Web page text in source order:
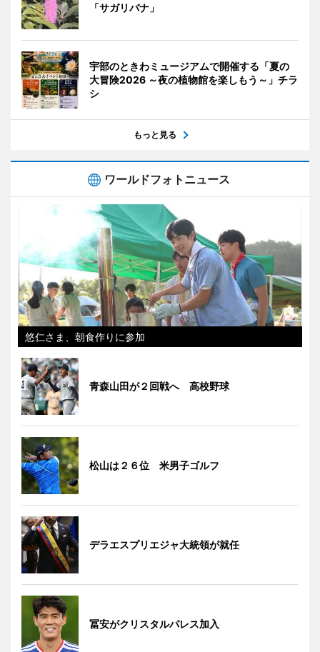
「サガリバナ」
宇部のときわミュージアムで開催する「夏の
大冒険2026 ～夜の植物館を楽しもう～」チラ
シ
もっと見る
ワールドフォトニュース
悠仁さま、朝食作りに参加
青森山田が２回戦へ 高校野球
松山は２６位 米男子ゴルフ
デラエスプリエジャ大統領が就任
冨安がクリスタルパレス加入